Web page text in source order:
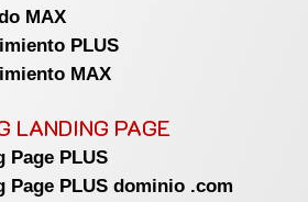
MAX
PLUS
MAX
LANDING PAGE
Page PLUS
Page PLUS dominio .com